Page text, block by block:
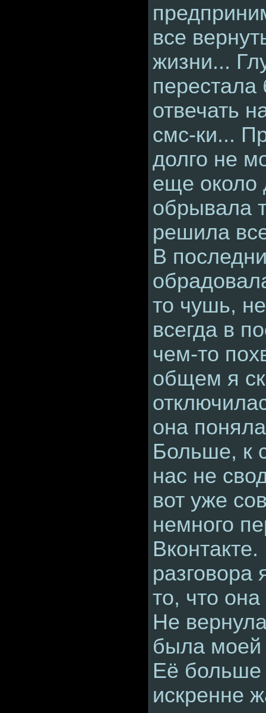
все
жизни...
перестала
отвечать
смс-ки...
долго не
еще около
обрывала
решила
В
то чушь,
всегда в
чем-то
общем я
она
Больше, к
нас не
вот уже
немного
Вконтакте.
то, что
Не
была моей
Её больше
искренне